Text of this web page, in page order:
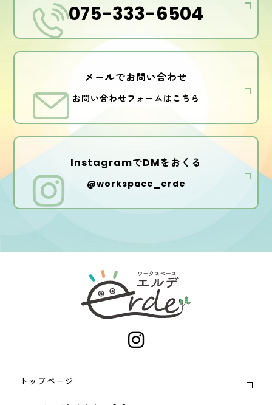
075-333-6504
メールでお問い合わせ
お問い合わせフォームはこちら
InstagramでDMをおくる
@workspace_erde
トップページ